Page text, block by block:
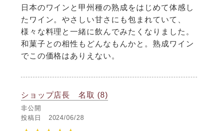
日本のワインと甲州種の熟成をはじめて体感し
たワイン。やさしい甘さにも包まれていて、
様々な料理と一緒に飲んでみたくなりました。
和菓子との相性もどんなもんかと。熟成ワイン
でこの価格はありえない。
ショップ店長 名取 8
非公開
投稿日
2024/06/28